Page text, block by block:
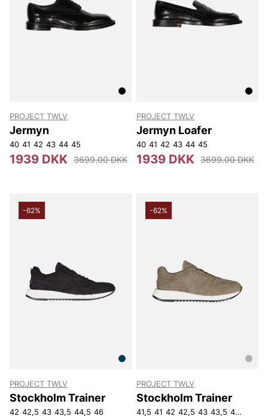
PROJECT TWLV
Jermyn
40 41 42 43 44 45
1939 DKK 3699.00 DKK
PROJECT TWLV
Jermyn Loafer
40 41 42 43 44 45
1939 DKK 3699.00 DKK
-62%
PROJECT TWLV
Stockholm Trainer
42 42,5 43 43,5 44,5 46
-62%
PROJECT TWLV
Stockholm Trainer
41,5 41 42 42,5 43 43,5 44,5